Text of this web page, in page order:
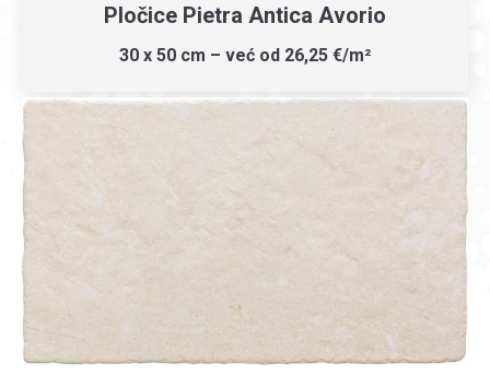
Pločice Pietra Antica Avorio
30 x 50 cm – već od 26,25 €/m²